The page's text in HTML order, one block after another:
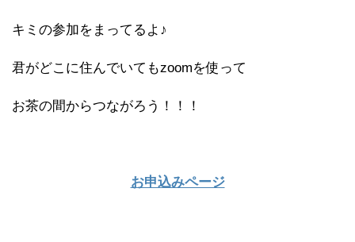
キミの参加をまってるよ♪
君がどこに住んでいてもzoomを使って
お茶の間からつながろう！！！
お申込みページ